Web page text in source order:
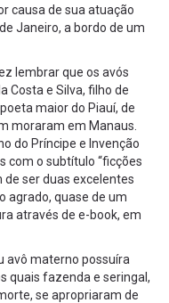
causa de sua atuação
Janeiro, a bordo de um
lembrar que os avós
Costa e Silva, filho de
maior do Piauí, de
moraram em Manaus.
do Príncipe e Invenção
com o subtítulo “ficções
de ser duas excelentes
agrado, quase de um
através de e-book, em
avô materno possuíra
quais fazenda e seringal,
se apropriaram de